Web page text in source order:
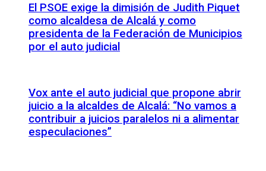
El PSOE exige la dimisión de Judith Piquet
como alcaldesa de Alcalá y como
presidenta de la Federación de Municipios
por el auto judicial
Vox ante el auto judicial que propone abrir
juicio a la alcaldes de Alcalá: “No vamos a
contribuir a juicios paralelos ni a alimentar
especulaciones”